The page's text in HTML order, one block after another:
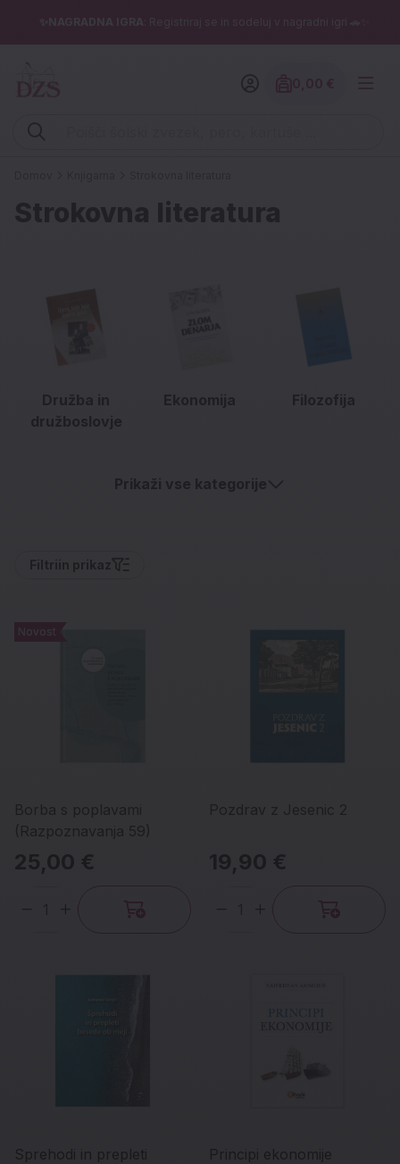
✨NAGRADNA IGRA : Registriraj se in sodeluj v nagradni igri 🚗✨
Vpišite iskalni niz (šolski zvezek, pero, kartuše ...)
Znesek
Strokovna literatura
Družba in
družboslovje
Ekonomija Filozofija
Prikaži vse kategorije
Filtriin prikaz
Novost
Borba s poplavami
(Razpoznavanja 59)
Novost
25,00 €
Količina
Pozdrav z Jesenic 2
19,90 €
Količina
Sprehodi in prepleti
Principi ekonomije